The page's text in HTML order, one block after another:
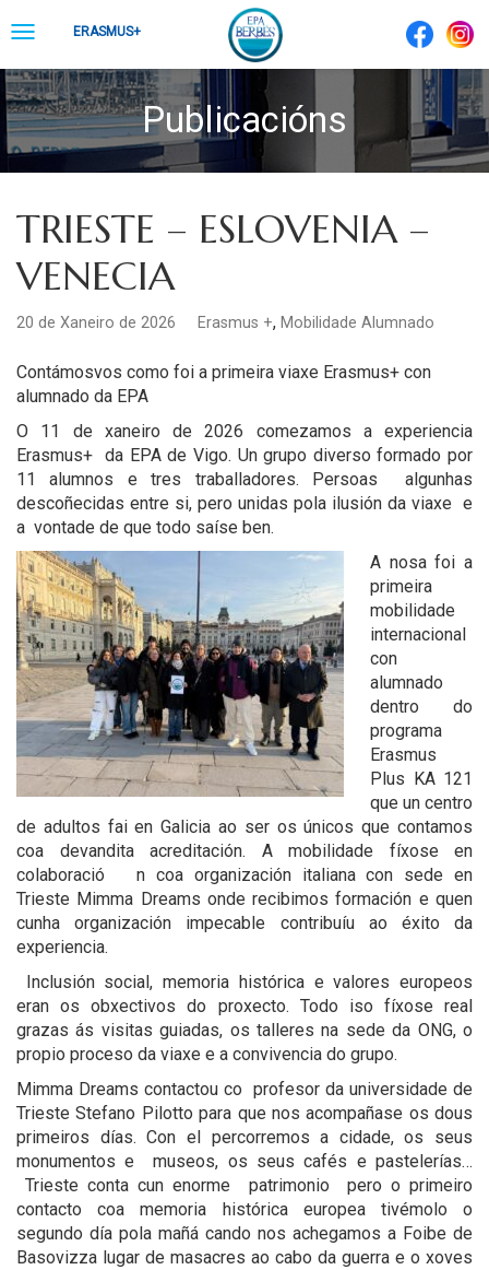
to ToggleERASMUS+
Publicacións
TRIESTE – ESLOVENIA –
VENECIA
20 de Xaneiro de 2026 Erasmus +, Mobilidade Alumnado
Contámosvos como foi a primeira viaxe Erasmus+ con
alumnado da EPA
O 11 de xaneiro de 2026 comezamos a experiencia
Erasmus+ da EPA de Vigo. Un grupo diverso formado por
11 alumnos e tres traballadores. Persoas algunhas
descoñecidas entre si, pero unidas pola ilusión da viaxe e
a vontade de que todo saíse ben.
A nosa foi a
primeira
mobilidade
internacional
con
alumnado
dentro do
programa
Erasmus
Plus KA 121
que un centro
de adultos fai en Galicia ao ser os únicos que contamos
coa devandita acreditación. A mobilidade fíxose en
colaboració n coa organización italiana con sede en
Trieste Mimma Dreams onde recibimos formación e quen
cunha organización impecable contribuíuao éxito da
experiencia.
Inclusión social, memoria histórica e valores europeos
eran os obxectivos do proxecto. Todo iso fíxose real
grazas ás visitas guiadas, os talleres na sede da ONG, o
propio proceso da viaxe e a convivencia do grupo.
Mimma Dreams contactou co profesor da universidade de
Trieste Stefano Pilotto para que nos acompañase os dous
primeiros días. Con el percorremos a cidade, os seus
monumentos e museos, os seus cafés e pastelerías…
Trieste conta cun enorme patrimonio pero o primeiro
contacto coa memoria histórica europea tivémolo o
segundo día pola mañá cando nos achegamos a Foibe de
Basovizza lugar de masacres ao cabo da guerra e o xoves